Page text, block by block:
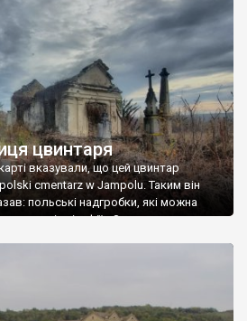
цвинтаря
вказували, що цей цвинтар
cmentarz w Jampolu. Таким він
польські надгробки, які можна
польські епітафії… Загалом цвинтар